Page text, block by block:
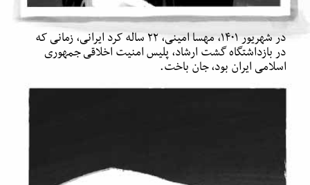
در شهریور ۱۴۰۱، مهسا امینی، ۲۲ ساله کرد ایرانی، زمانی که
در بازداشتگاه گشت ارشاد، پلیس امنیت اخلاقی جمهوری
اسلامی ایران بود، جان باخت.